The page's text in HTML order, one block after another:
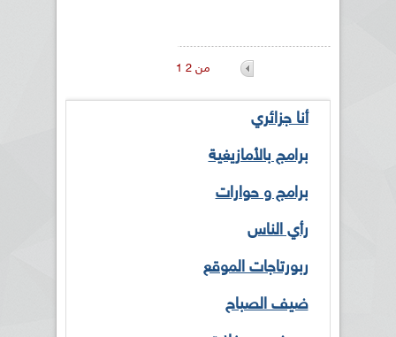
1 من 2
أنا جزائري
برامج بالأمازيغية
برامج و حوارات
رأي الناس
ربورتاجات الموقع
ضيف الصباح